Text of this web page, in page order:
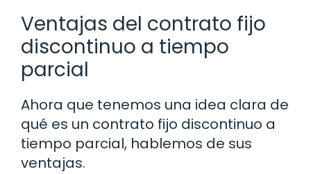
Ventajas del contrato fijo
discontinuo a tiempo
parcial
Ahora que tenemos una idea clara de
qué es un contrato fijo discontinuo a
tiempo parcial, hablemos de sus
ventajas.